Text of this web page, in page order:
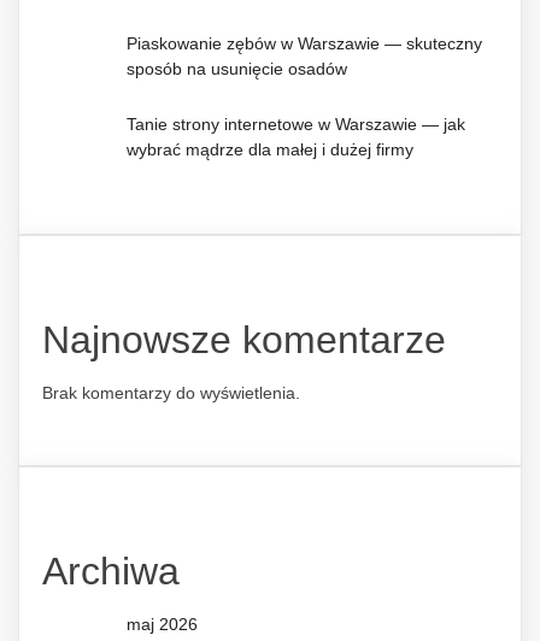
Piaskowanie zębów w Warszawie — skuteczny
sposób na usunięcie osadów
Tanie strony internetowe w Warszawie — jak
wybrać mądrze dla małej i dużej firmy
Najnowsze komentarze
Brak komentarzy do wyświetlenia.
Archiwa
maj 2026